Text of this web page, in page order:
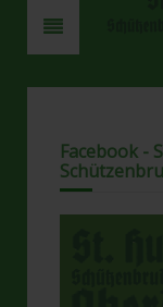
Facebook -